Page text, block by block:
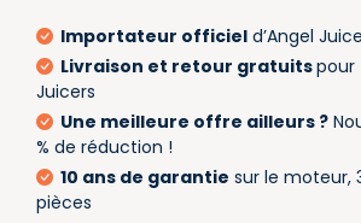
Importateur officiel d’Angel
Livraison et retour gratuitspour
Juicers
Une meilleure offre ailleurs ?
% de réduction !
10 ans de garantie sur le moteur,
pièces